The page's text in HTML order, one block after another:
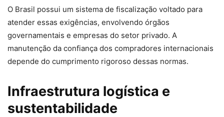
O Brasil possui um sistema de fiscalização voltado para
atender essas exigências, envolvendo órgãos
governamentais e empresas do setor privado. A
manutenção da confiança dos compradores internacionais
depende do cumprimento rigoroso dessas normas.
Infraestrutura logística e
sustentabilidade